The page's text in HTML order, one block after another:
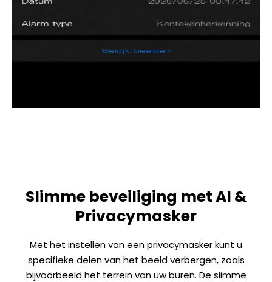
Slimme beveiliging met AI &
Privacymasker
Met het instellen van een privacymasker kunt u
specifieke delen van het beeld verbergen, zoals
bijvoorbeeld het terrein van uw buren. De slimme